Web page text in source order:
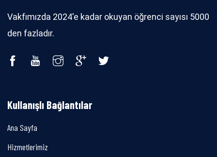
Vakfımızda 2024'e kadar okuyan öğrenci sayısı 5000
den fazladır.
Kullanışlı Bağlantılar
Ana Sayfa
Hizmetlerimiz